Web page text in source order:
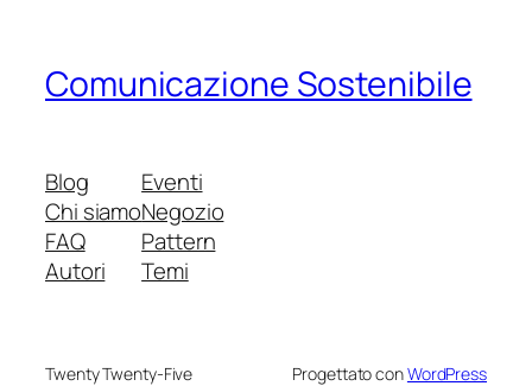
Comunicazione Sostenibile
Blog
Chi siamo
FAQ
Autori
Eventi
Negozio
Pattern
Temi
Twenty Twenty-Five Progettato conWordPress